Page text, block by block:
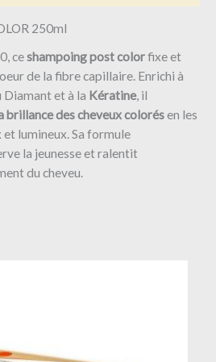
250ml
ceshampoingpost colorfixe et
de la fibre capillaire. Enrichi à
Diamant et à la Kératine, il
brillance des cheveux colorésen les
lumineux. Sa formule
la jeunesse et ralentit
du cheveu.